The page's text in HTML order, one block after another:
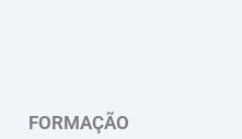
FORMAÇÃO